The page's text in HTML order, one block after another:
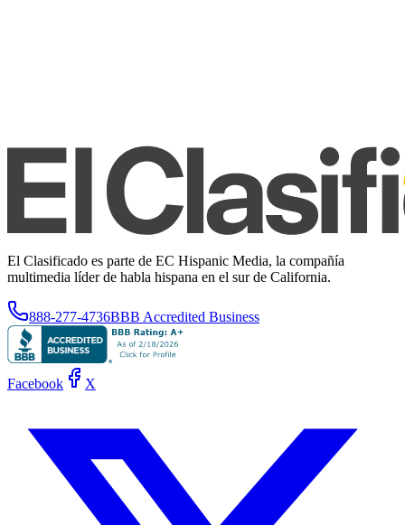
El Clasificado es parte de EC Hispanic Media, la compañía
multimedia líder de habla hispana en el sur de California.
888-277-4736BBB Accredited Business
Facebook X